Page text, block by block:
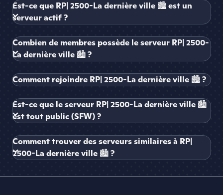
Est-ce que RP| 2500-La dernière ville 🏙 est un
serveur actif ?
Combien de membres possède le serveur RP| 2500-
La dernière ville 🏙 ?
Comment rejoindre RP| 2500-La dernière ville 🏙 ?
Est-ce que le serveur RP| 2500-La dernière ville 🏙
est tout public (SFW) ?
Comment trouver des serveurs similaires à RP|
2500-La dernière ville 🏙 ?